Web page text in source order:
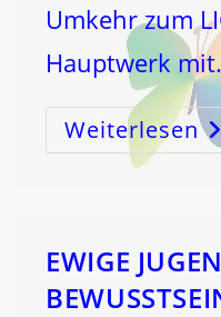
Umkehr zum
Hauptwerk
Weiterlesen
EWIGE